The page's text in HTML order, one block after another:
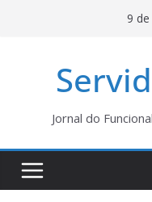
9
Jornal do